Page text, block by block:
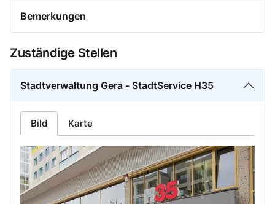
Bemerkungen
Zuständige Stellen
Stadtverwaltung Gera - StadtService H35
Bild Karte